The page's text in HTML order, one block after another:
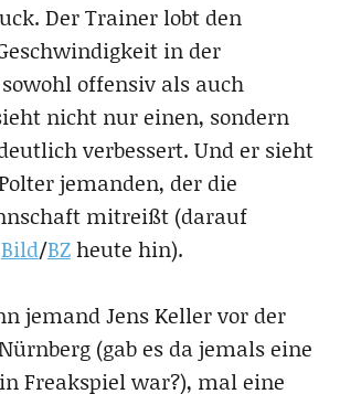
Der Trainer lobt den
in der
offensiv als auch
nicht nur einen, sondern
verbessert. Und er sieht
jemanden, der die
mitreißt (darauf
Bild/BZheute hin).
jemand Jens Keller vor der
(gab es da jemals eine
Freakspiel war?), mal eine